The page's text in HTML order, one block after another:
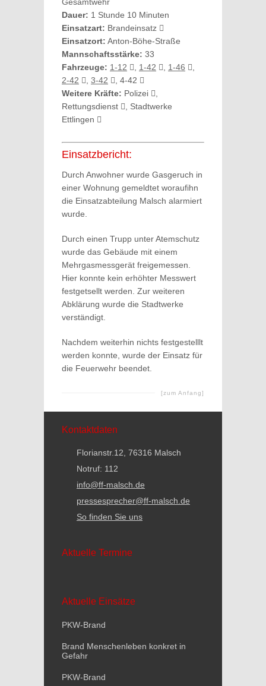
Dauer: 1 Stunde 10 Minuten
Einsatzart: Brandeinsatz
Einsatzort: Anton-Böhe-Straße
Mannschaftsstärke: 33
Fahrzeuge: 1-12 1-42 1-46
2-42
3-42
, 4-42
Weitere Kräfte: Polizei
Rettungsdienst
, Stadtwerke
Ettlingen
Einsatzbericht:
Durch Anwohner wurde Gasgeruch in
einer Wohnung gemeldtet woraufihn
die Einsatzabteilung Malsch alarmiert
wurde.
Durch einen Trupp unter Atemschutz
wurde das Gebäude mit einem
Mehrgasmessgerät freigemessen.
Hier konnte kein erhöhter Messwert
festgetsellt werden. Zur weiteren
Abklärung wurde die Stadtwerke
verständigt.
Nachdem weiterhin nichts festgestelllt
werden konnte, wurde der Einsatz für
die Feuerwehr beendet.
[zum Anfang]
Kontaktdaten
Florianstr.12, 76316 Malsch
Notruf: 112
info@ff-malsch.de
pressesprecher@ff-malsch.de
So finden Sie uns
Aktuelle Termine
Aktuelle Einsätze
PKW-Brand
Brand Menschenleben konkret in
Gefahr
PKW-Brand